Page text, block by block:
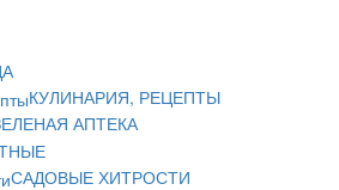
КУЛИНАРИЯ, РЕЦЕПТЫ
АПТЕКА
САДОВЫЕ ХИТРОСТИ